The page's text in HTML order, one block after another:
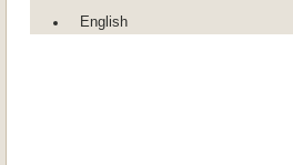
English